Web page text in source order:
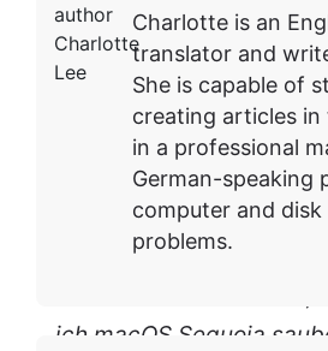
Systemeinstellungen
Store aktualisieren
beiden Methoden
über dem vorhandenen
Betriebssystem, was
Installationsfehler oder
auf die Leistung von
ich macOS Sequoia
Charlotte is an
translator and
She is capable of
creating articles
in a professional
German-speaking
computer and disk
problems.